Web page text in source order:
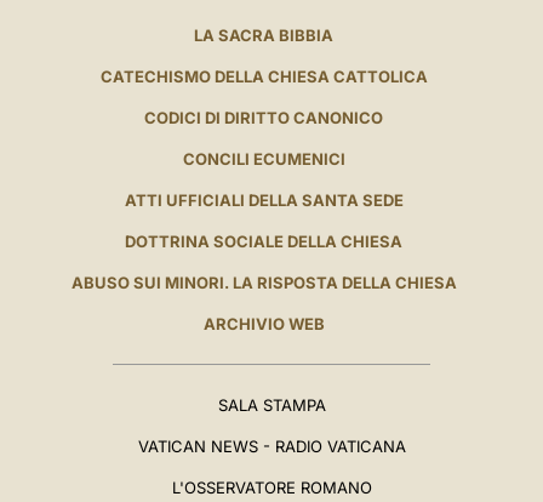
LA SACRA BIBBIA
CATECHISMO DELLA CHIESA CATTOLICA
CODICI DI DIRITTO CANONICO
CONCILI ECUMENICI
ATTI UFFICIALI DELLA SANTA SEDE
DOTTRINA SOCIALE DELLA CHIESA
ABUSO SUI MINORI. LA RISPOSTA DELLA CHIESA
ARCHIVIO WEB
SALA STAMPA
VATICAN NEWS - RADIO VATICANA
L'OSSERVATORE ROMANO